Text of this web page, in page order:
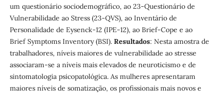
um questionário sociodemográfico, ao 23-Questionário de
Vulnerabilidade ao Stress (23-QVS), ao Inventário de
Personalidade de Eysenck-12 (IPE-12), ao Brief-Cope e ao
Brief Symptoms Inventory (BSI). Resultados: Nesta amostra de
trabalhadores, níveis maiores de vulnerabilidade ao stresse
associaram-se a níveis mais elevados de neuroticismo e de
sintomatologia psicopatológica. As mulheres apresentaram
maiores níveis de somatização, os profissionais mais novos e